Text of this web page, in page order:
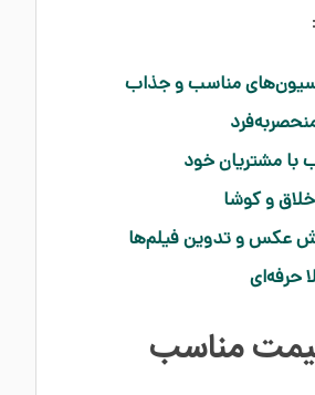
مناسب و جذاب
با مشتریان خود
و کوشا
عکس و تدوین فیلم‌ها
حرفه‌ای
قیمت مناسب